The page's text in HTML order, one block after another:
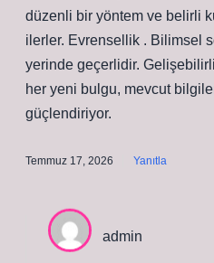
düzenli bir yöntem ve belirli
ilerler. Evrensellik . Bilimsel
yerinde geçerlidir.
her yeni bulgu, mevcut
güçlendiriyor.
Temmuz 17, 2026 Yanıtla
admin